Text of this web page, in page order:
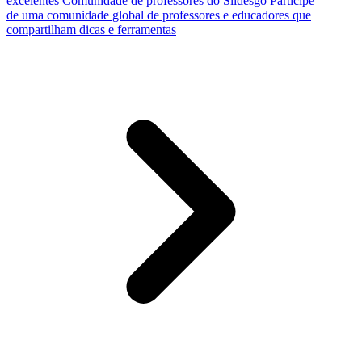
de uma comunidade global de professores e educadores que
compartilham dicas e ferramentas